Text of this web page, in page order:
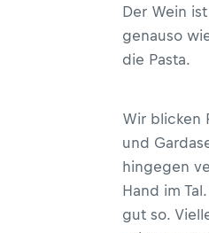
Der Wein
genauso
die Pasta.
Wir blicken
und
hingegen
Hand im
gut so.